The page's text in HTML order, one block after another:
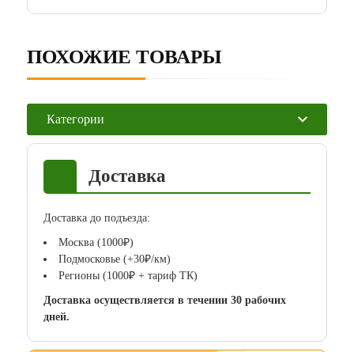
Категории
Доставка
Доставка до подъезда:
Москва (1000₽)
Подмосковье (+30₽/км)
Регионы (1000₽ + тариф ТК)
Доставка осуществляется в течении 30 рабочих
дней.
ПОХОЖИЕ ТОВАРЫ